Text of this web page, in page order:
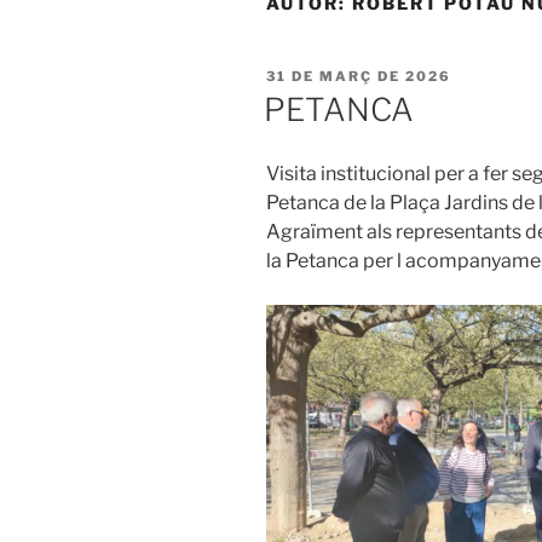
PUBLICAT
A
31 DE MARÇ DE 2026
PETANCA
Visita institucional per a fer
Petanca de la Plaça Jardins
Agraïment als representants
la Petanca per l